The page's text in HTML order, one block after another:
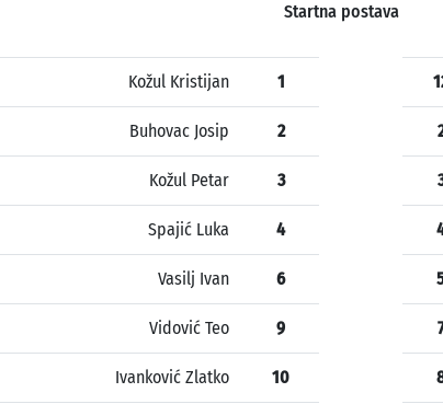
Startna postava
Kožul Kristijan 1
Buhovac Josip 2
Kožul Petar 3
Spajić Luka 4
Vasilj Ivan 6
Vidović Teo 9
Ivanković Zlatko 10